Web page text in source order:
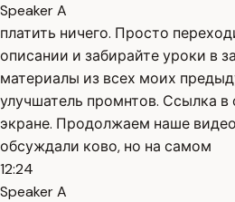
Speaker A
платить ничего. Просто
описании и забирайте уроки в
материалы из всех моих
улучшатель промнтов. Ссылка в
экране. Продолжаем наше
обсуждали ково, но на самом
12:24
Speaker A